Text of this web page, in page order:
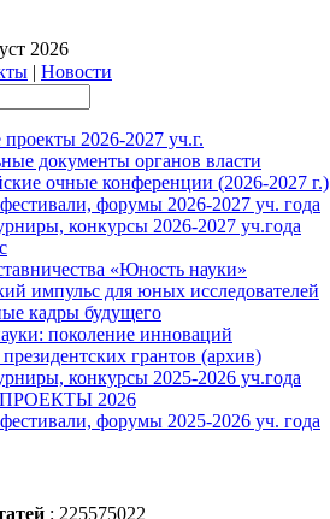
2026
| Новости
2026-2027 уч.г.
документы органов власти
очные конференции (2026-2027 г.)
форумы 2026-2027 уч. года
конкурсы 2026-2027 уч.года
«Юность науки»
импульс для юных исследователей
кадры будущего
поколение инноваций
грантов (архив)
конкурсы 2025-2026 уч.года
2026
форумы 2025-2026 уч. года
: 225575022